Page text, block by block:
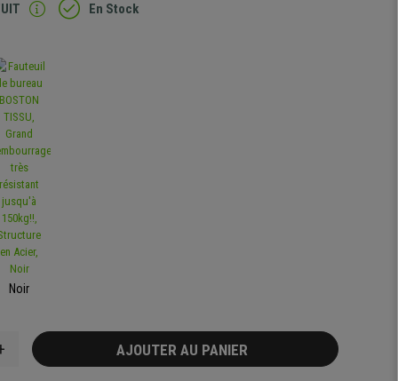
En Stock
Noir
AJOUTER AU PANIER